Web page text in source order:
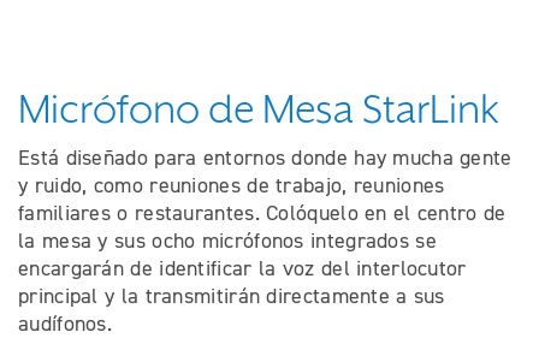
Micrófono de Mesa StarLink
Está diseñado para entornos donde hay mucha gente
y ruido, como reuniones de trabajo, reuniones
familiares o restaurantes. Colóquelo en el centro de
la mesa y sus ocho micrófonos integrados se
encargarán de identificar la voz del interlocutor
principal y la transmitirán directamente a sus
audífonos.